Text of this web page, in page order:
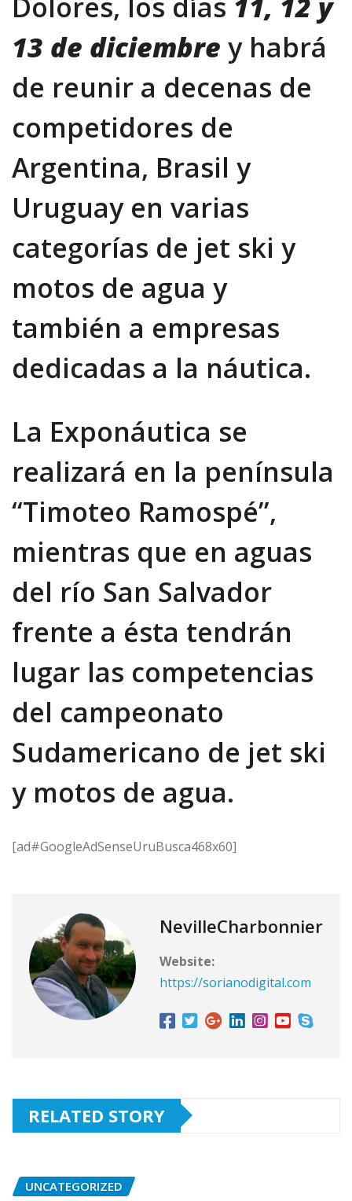
13 de diciembre y habrá
de reunir a decenas de
competidores de
Argentina, Brasil y
Uruguay en varias
categorías de jet ski y
motos de agua y
también a empresas
dedicadas a la náutica.
La Exponáutica se
realizará en la península
“Timoteo Ramospé”,
mientras que en aguas
del río San Salvador
frente a ésta tendrán
lugar las competencias
del campeonato
Sudamericano de jet ski
y motos de agua.
[ad#GoogleAdSenseUruBusca468x60]
NevilleCharbonnier
Website:
https://sorianodigital.com
RELATED STORY
UNCATEGORIZED